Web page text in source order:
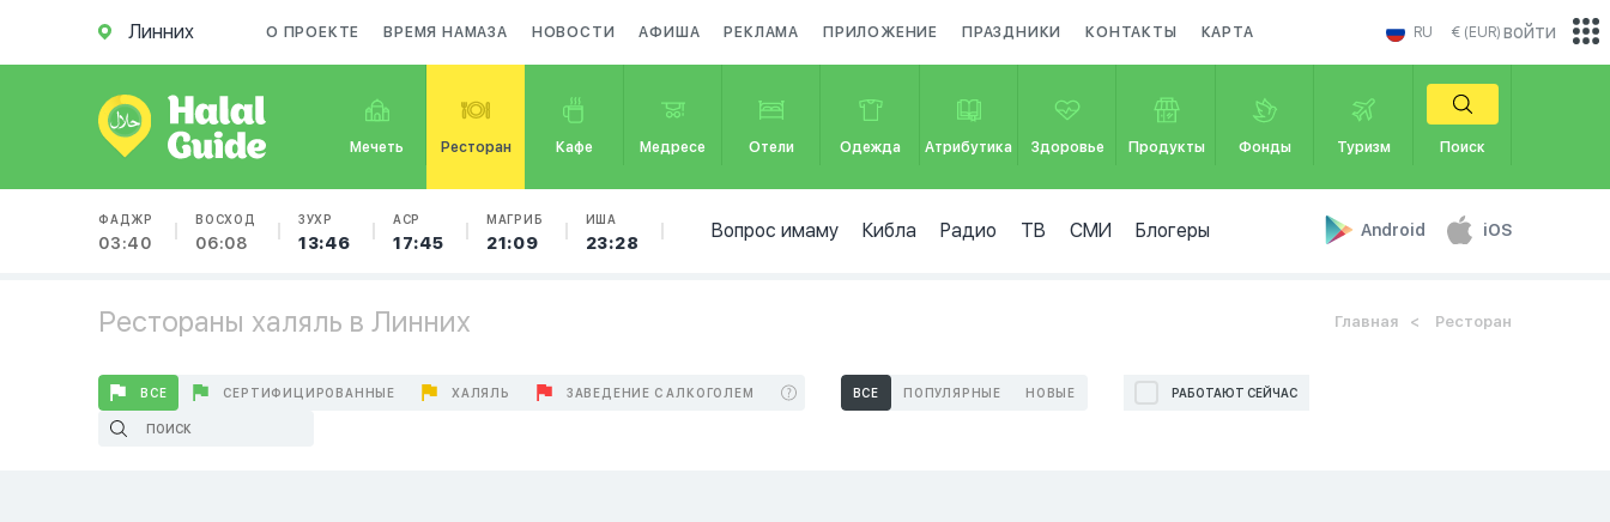
Линних О ПРОЕКТЕ ВРЕМЯ НАМАЗА НОВОСТИ АФИША РЕКЛАМА ПРИЛОЖЕНИЕ ПРАЗДНИКИ КОНТАКТЫ КАРТА RU € (EUR)
Мечеть Ресторан Кафе Медресе Отели Одежда Атрибутика Здоровье Продукты Фонды Туризм Поиск
ФАДЖР
03:40
ВОСХОД
06:08
ЗУХР
13:46
АСР
17:45
МАГРИБ
21:09
ИША
23:28
Вопрос имаму Кибла Радио ТВ СМИ Блогеры Android iOS
войти
Рестораны халяль в Линних Главная Ресторан
ВСЕ СЕРТИФИЦИРОВАННЫЕ ХАЛЯЛЬ ЗАВЕДЕНИЕ С АЛКОГОЛЕМ ВСЕ ПОПУЛЯРНЫЕ НОВЫЕ РАБОТАЮТ СЕЙЧАС